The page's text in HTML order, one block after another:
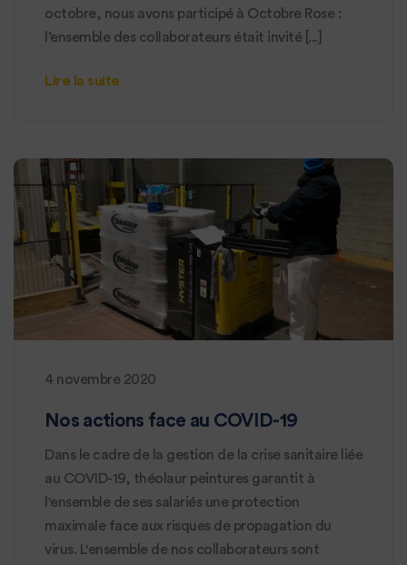
octobre, nous avons participé à Octobre Rose :
l’ensemble des collaborateurs était invité [...]
Lire la suite
4 novembre 2020
Nos actions face au COVID-19
Dans le cadre de la gestion de la crise sanitaire liée
au COVID-19, théolaur peintures garantit à
l'ensemble de ses salariés une protection
maximale face aux risques de propagation du
virus. L'ensemble de nos collaborateurs sont